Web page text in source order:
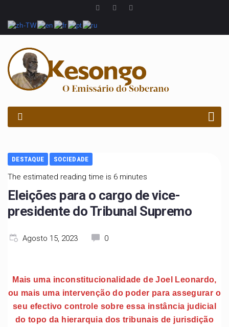
DESTAQUE SOCIEDADE
The estimated reading time is 6 minutes
Eleições para o cargo de vice-
presidente do Tribunal Supremo
Agosto 15, 2023 0
Mais uma inconstitucionalidade de Joel Leonardo,
ou mais uma intervenção do poder para assegurar o
seu efectivo controle sobre essa instância judicial
do topo da hierarquia dos tribunais de jurisdição
PROCURAR